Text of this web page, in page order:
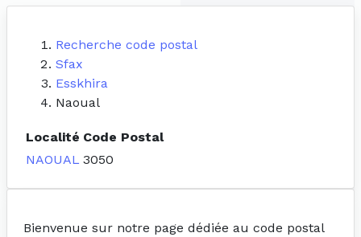
Recherche code postal
Sfax
Esskhira
Naoual
Localité Code Postal
NAOUAL 3050
Bienvenue sur notre page dédiée au code postal